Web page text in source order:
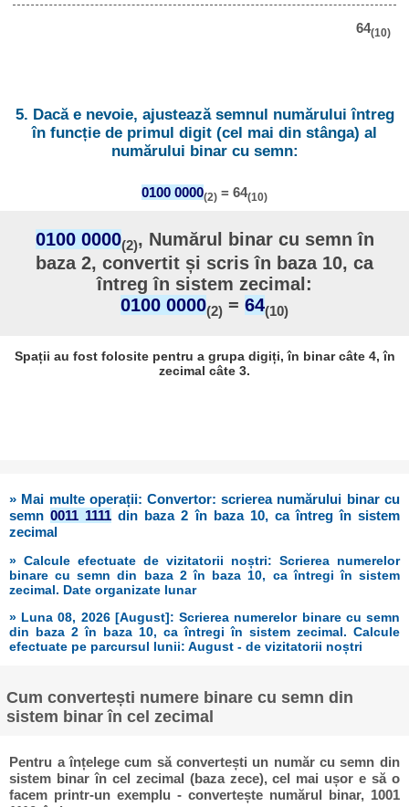
64(10)
5. Dacă e nevoie, ajustează semnul numărului întreg
în funcție de primul digit (cel mai din stânga) al
numărului binar cu semn:
0100 0000(2) = 64(10)
0100 0000(2), Numărul binar cu semn în
baza 2, convertit și scris în baza 10, ca
întreg în sistem zecimal:
0100 0000(2) = 64(10)
Spații au fost folosite pentru a grupa digiți, în binar câte 4, în
zecimal câte 3.
» Mai multe operații: Convertor: scrierea numărului binar cu
semn0011 1111 din baza 2 în baza 10, ca întreg în sistem
zecimal
» Calcule efectuate de vizitatorii noștri: Scrierea numerelor
binare cu semn din baza 2 în baza 10, ca întregi în sistem
zecimal. Date organizate lunar
» Luna 08, 2026 [August]: Scrierea numerelor binare cu semn
din baza 2 în baza 10, ca întregi în sistem zecimal. Calcule
efectuate pe parcursul lunii: August - de vizitatorii noștri
Cum convertești numere binare cu semn din
sistem binar în cel zecimal
Pentru a înțelege cum să convertești un număr cu semn din
sistem binar în cel zecimal (baza zece), cel mai ușor e să o
facem printr-un exemplu - convertește numărul binar, 1001